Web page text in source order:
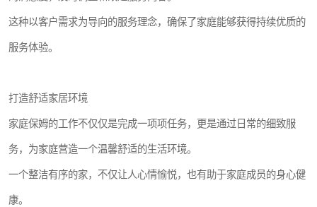
这种以客户需求为导向的服务理念，确保了家庭能够获得持续优质的
服务体验。
打造舒适家居环境
家庭保姆的工作不仅仅是完成一项项任务，更是通过日常的细致服
务，为家庭营造一个温馨舒适的生活环境。
一个整洁有序的家，不仅让人心情愉悦，也有助于家庭成员的身心健
康。